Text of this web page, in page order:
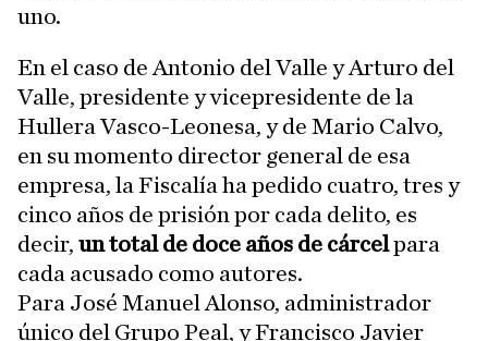
uno.
En el caso de Antonio del Valle y Arturo del
Valle, presidente y vicepresidente de la
Hullera Vasco-Leonesa, y de Mario Calvo,
en su momento director general de esa
empresa, la Fiscalía ha pedido cuatro, tres y
cinco años de prisión por cada delito, es
decir, un total de doce años de cárcelpara
cada acusado como autores.
Para José Manuel Alonso, administrador
único del Grupo Peal, y Francisco Javier